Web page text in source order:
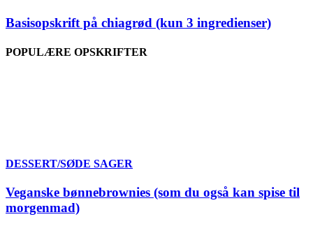
Basisopskrift på chiagrød (kun 3 ingredienser)
POPULÆRE OPSKRIFTER
DESSERT/SØDE SAGER
Veganske bønnebrownies (som du også kan spise til
morgenmad)